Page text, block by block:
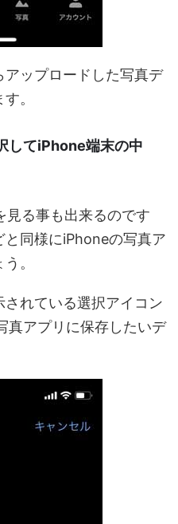
ップロードした写真デ
。
してiPhone端末の中
る事も出来るのです
同様にiPhoneの写真ア
。
れている選択アイコン
真アプリに保存したいデ